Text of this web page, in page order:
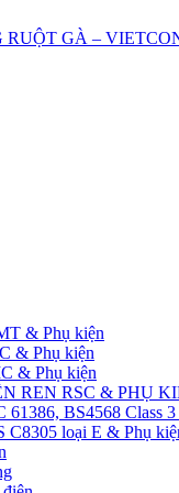
& Phụ kiện
& Phụ kiện
& Phụ kiện
REN RSC & PHỤ
61386, BS4568 Class
C8305 loại E & Phụ